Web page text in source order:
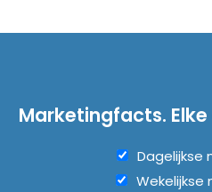
Marketingfacts.
Dagelijkse
Wekelijkse